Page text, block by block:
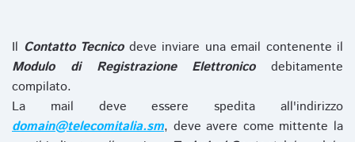
Il Contatto Tecnicodeve inviare una email contenente il
Modulo di Registrazione Elettronicodebitamente
compilato.
La mail deve essere spedita all'indirizzo
domain@telecomitalia.sm, deve avere come mittente la